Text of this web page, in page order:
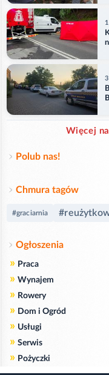
Więcej
Polub nas!
Chmura tagów
#graciarnia
Ogłoszenia
» Praca
» Wynajem
» Rowery
» Dom i Ogród
» Usługi
» Serwis
» Pożyczki